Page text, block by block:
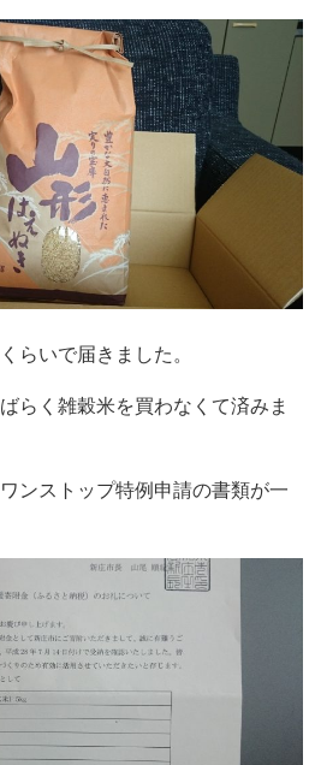
らいで届きました。
らく雑穀米を買わなくて済みま
ンストップ特例申請の書類が一